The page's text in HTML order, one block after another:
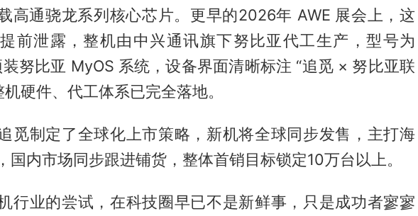
高通骁龙系列核心芯片。更早的2026年 AWE 展会上，这
前泄露，整机由中兴通讯旗下努比亚代工生产，型号为
努比亚 MyOS 系统，设备界面清晰标注 “追觅 × 努比亚联
硬件、代工体系已完全落地。
觅制定了全球化上市策略，新机将全球同步发售，主打海
国内市场同步跟进铺货，整体首销目标锁定10万台以上。
行业的尝试，在科技圈早已不是新鲜事，只是成功者寥寥